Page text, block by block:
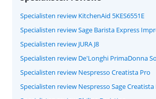
Specialisten review KitchenAid 5KES6551E
Specialisten review Sage Barista Express
Specialisten review JURA J8
Specialisten review De'Longhi PrimaDonna
Specialisten review Nespresso Creatista Pro
Specialisten review Nespresso Sage Creatista